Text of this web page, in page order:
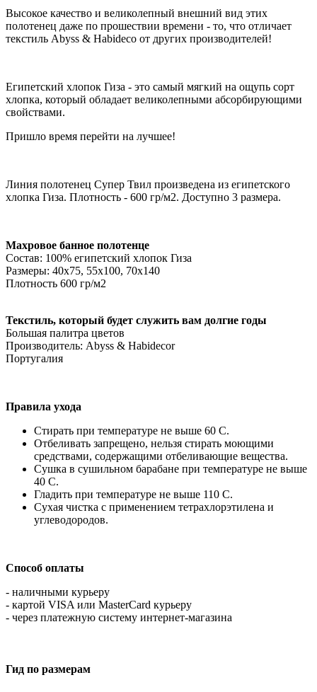
Высокое качество и великолепный внешний вид этих
полотенец даже по прошествии времени - то, что отличает
текстиль Abyss & Habideco от других производителей!
Египетский хлопок Гиза - это самый мягкий на ощупь сорт
хлопка, который обладает великолепными абсорбирующими
свойствами.
Пришло время перейти на лучшее!
Линия полотенец Супер Твил произведена из египетского
хлопка Гиза. Плотность - 600 гр/м2. Доступно 3 размера.
Махровое банное полотенце
Состав: 100% египетский хлопок Гиза
Размеры: 40х75, 55х100, 70х140
Плотность 600 гр/м2
Текстиль, который будет служить вам долгие годы
Большая палитра цветов
Производитель: Abyss & Habidecor
Португалия
Правила ухода
Стирать при температуре не выше 60 С.
Отбеливать запрещено, нельзя стирать моющими
средствами, содержащими отбеливающие вещества.
Сушка в сушильном барабане при температуре не выше
40 С.
Гладить при температуре не выше 110 С.
Сухая чистка с применением тетрахлорэтилена и
углеводородов.
Способ оплаты
- наличными курьеру
- картой VISA или MasterCard курьеру
- через платежную систему интернет-магазина
Гид по размерам